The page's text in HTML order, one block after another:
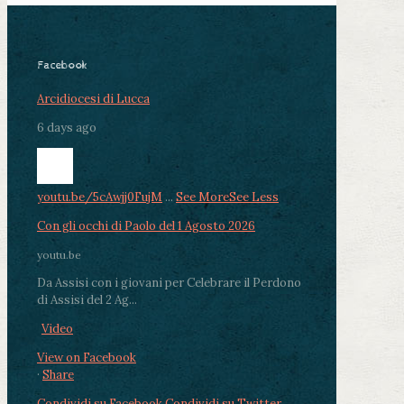
Facebook
Arcidiocesi di Lucca
6 days ago
youtu.be/5cAwjj0FujM ... See MoreSee Less
Con gli occhi di Paolo del 1 Agosto 2026
youtu.be
Da Assisi con i giovani per Celebrare il Perdono
di Assisi del 2 Ag...
Video
View on Facebook
· Share